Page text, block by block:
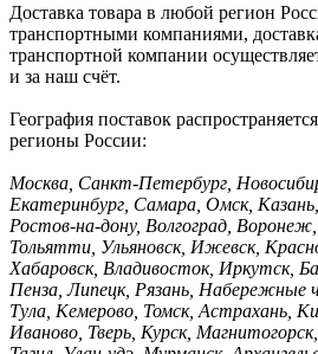
Доставка товара в любой регион
транспортными компаниями,
транспортной компании
и за наш счёт.
География поставок
регионы России:
Москва, Санкт-Петербург,
Екатеринбург, Самара, Омск,
Ростов-на-дону, Волгоград,
Тольятти, Ульяновск, Ижевск,
Хабаровск, Владивосток, Иркутск,
Пенза, Липецк, Рязань, Набережные
Тула, Кемерово, Томск, Астрахань,
Иваново, Тверь, Курск,